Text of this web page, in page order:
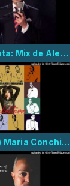
Vol. 2, Bachata: Mix de Alex Bueno
(Salsa 2026) Maria Conchita Alonso, La Sonora Santanera - Acaríciame